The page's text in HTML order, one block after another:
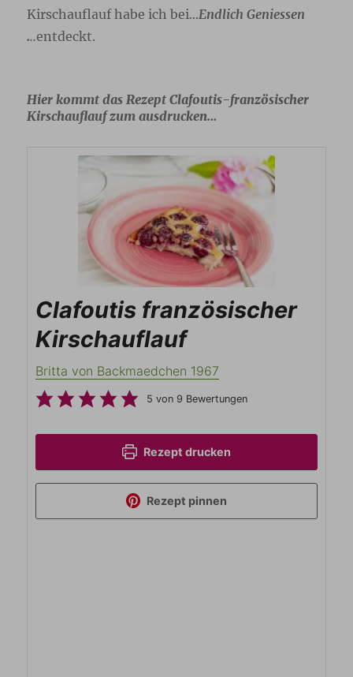
Kirschauflauf habe ich bei…Endlich Geniessen
...entdeckt.
Hier kommt das Rezept Clafoutis-französischer
Kirschauflauf zum ausdrucken…
Clafoutis französischer
Kirschauflauf
Britta von Backmaedchen 1967
5 von 9 Bewertungen
Rezept drucken
Rezept pinnen